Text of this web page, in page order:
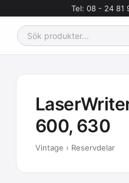
Tel: 08 - 24 81
600, 630
Vintage › Reservdelar